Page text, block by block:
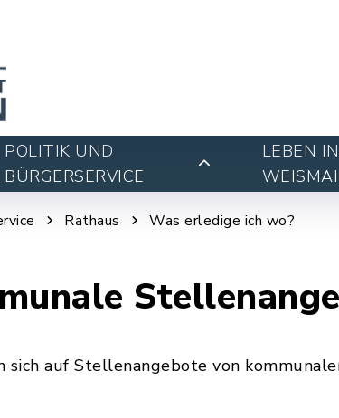
POLITIK UND
BÜRGERSERVICE
LEBEN IN
Rathaus Was erledige ich wo?
sich auf Stellenangebote von